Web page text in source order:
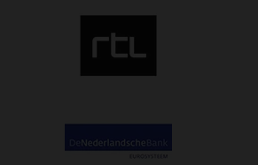
van te maken. Dit betekent dat
op de afleverdatum voor 12:00
bezorgd. Als u hier gebruik van
aanvinken bij het plaatsen van uw